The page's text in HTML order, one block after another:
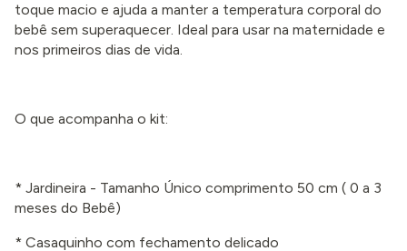
toque macio e ajuda a manter a temperatura corporal do
bebê sem superaquecer. Ideal para usar na maternidade e
nos primeiros dias de vida.
O que acompanha o kit:
* Jardineira - Tamanho Único comprimento 50 cm ( 0 a 3
meses do Bebê)
* Casaquinho com fechamento delicado